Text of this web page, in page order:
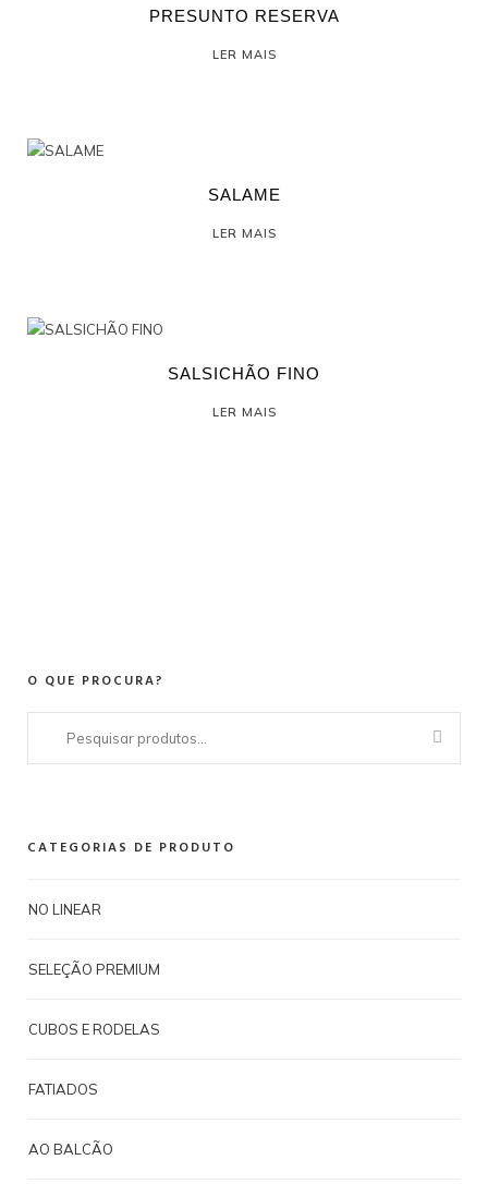
PRESUNTO RESERVA
LER MAIS
SALAME
LER MAIS
SALSICHÃO FINO
LER MAIS
O QUE PROCURA?
CATEGORIAS DE PRODUTO
NO LINEAR
SELEÇÃO PREMIUM
CUBOS E RODELAS
FATIADOS
AO BALCÃO